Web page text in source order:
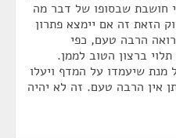
חושבת שבסופו של דבר מה
הזאת זה אם יימצא פתרון
רואה הרבה טעם, כפי
ברצון הטוב לממן.
מנת שיעמדו על המדף ויעלו
אין הרבה טעם. זה לא יהיה